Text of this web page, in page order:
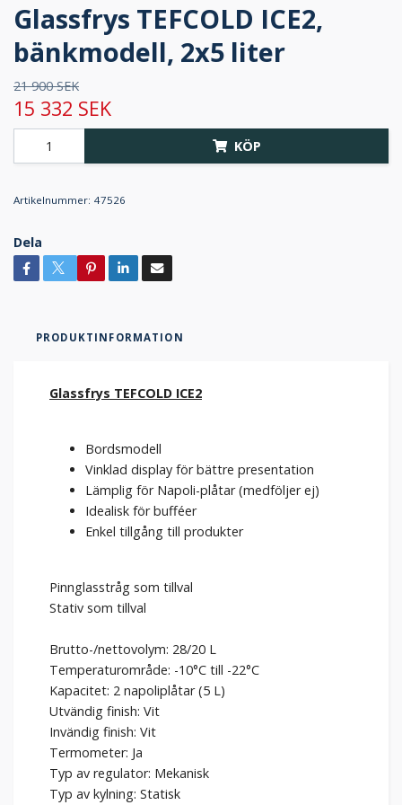
Glassfrys TEFCOLD ICE2,
bänkmodell, 2x5 liter
21 900 SEK
15 332 SEK
KÖP
Artikelnummer: 47526
Dela
PRODUKTINFORMATION
Glassfrys TEFCOLD ICE2
Bordsmodell
Vinklad display för bättre presentation
Lämplig för Napoli-plåtar (medföljer ej)
Idealisk för bufféer
Enkel tillgång till produkter
Pinnglasstråg som tillval
Stativ som tillval
Brutto-/nettovolym: 28/20 L
Temperaturområde: -10°C till -22°C
Kapacitet: 2 napoliplåtar (5 L)
Utvändig finish: Vit
Invändig finish: Vit
Termometer: Ja
Typ av regulator: Mekanisk
Typ av kylning: Statisk